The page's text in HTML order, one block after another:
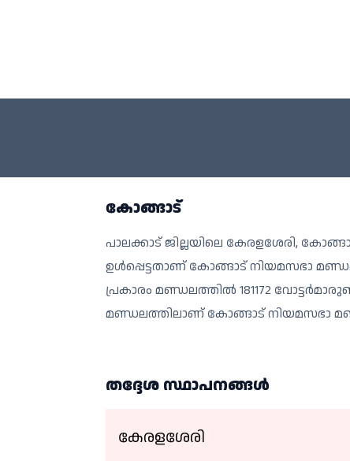
കോങ്ങാട്
പാലക്കാട് ജില്ലയിലെ കേരളശേരി,
ഉള്‍പ്പെട്ടതാണ് കോങ്ങാട് നിയമസഭാ
പ്രകാരം മണ്ഡലത്തില്‍ 181172
മണ്ഡലത്തിലാണ് കോങ്ങാട് നിയമസഭാ
തദ്ദേശ സ്ഥാപനങ്ങള്‍
കേരളശേരി